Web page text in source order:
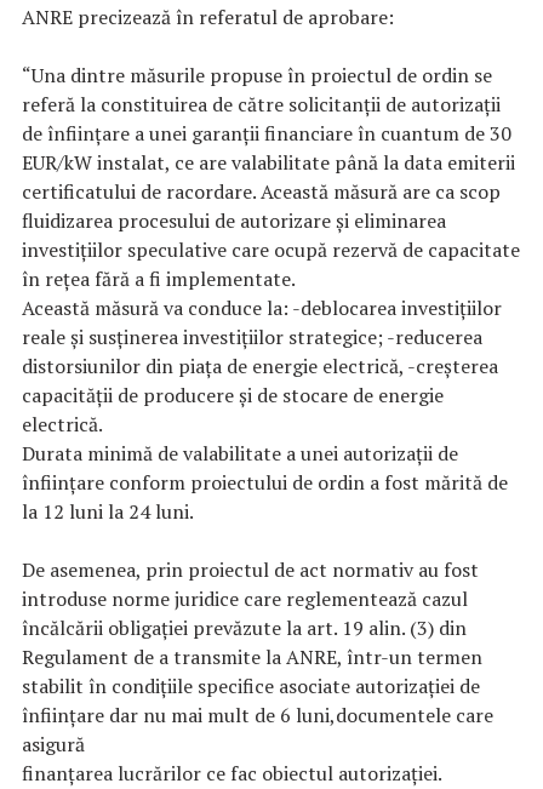
ANRE precizează în referatul de aprobare:
“Una dintre măsurile propuse în proiectul de ordin se
referă la constituirea de către solicitanții de autorizații
de înființare a unei garanții financiare în cuantum de 30
EUR/kW instalat, ce are valabilitate până la data emiterii
certificatului de racordare. Această măsură are ca scop
fluidizarea procesului de autorizare și eliminarea
investițiilor speculative care ocupă rezervă de capacitate
în rețea fără a fi implementate.
Această măsură va conduce la: -deblocarea investițiilor
reale și susținerea investițiilor strategice; -reducerea
distorsiunilor din piața de energie electrică, -creșterea
capacității de producere și de stocare de energie
electrică.
Durata minimă de valabilitate a unei autorizaţii de
înfiinţare conform proiectului de ordin a fost mărită de
la 12 luni la 24 luni.
De asemenea, prin proiectul de act normativ au fost
introduse norme juridice care reglementează cazul
încălcării obligației prevăzute la art. 19 alin. (3) din
Regulament de a transmite la ANRE, într-un termen
stabilit în condiţiile specifice asociate autorizaţiei de
înfiinţare dar nu mai mult de 6 luni,documentele care
asigură
finanţarea lucrărilor ce fac obiectul autorizaţiei.